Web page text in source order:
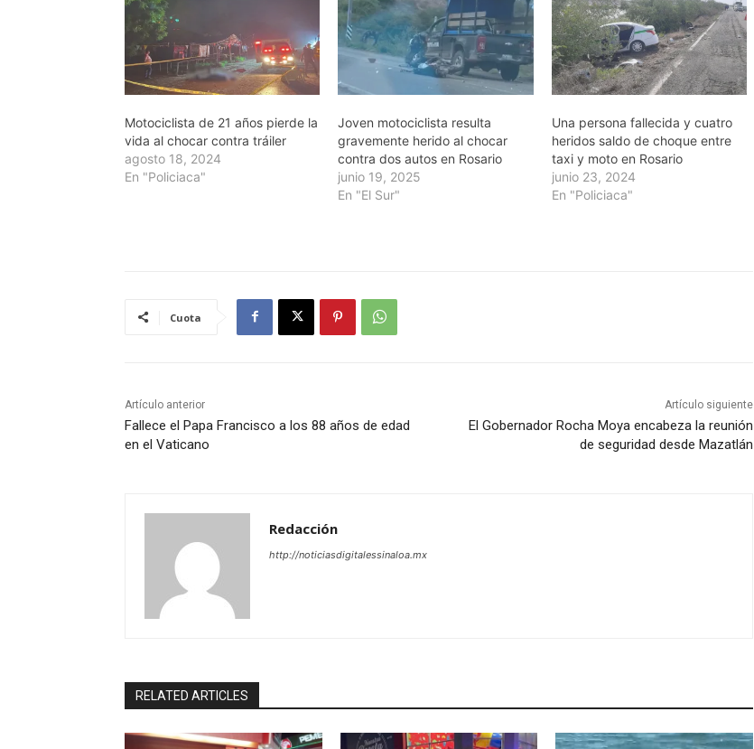
Motociclista de 21 años pierde la
vida al chocar contra tráiler
agosto 18, 2024
En "Policiaca"
Joven motociclista resulta
gravemente herido al chocar
contra dos autos en Rosario
junio 19, 2025
En "El Sur"
Una persona fallecida y cuatro
heridos saldo de choque entre
taxi y moto en Rosario
junio 23, 2024
En "Policiaca"
Cuota
Artículo anterior
Fallece el Papa Francisco a los 88 años de edad
en el Vaticano
Artículo siguiente
El Gobernador Rocha Moya encabeza la reunión
de seguridad desde Mazatlán
Redacción
http://noticiasdigitalessinaloa.mx
RELATED ARTICLES